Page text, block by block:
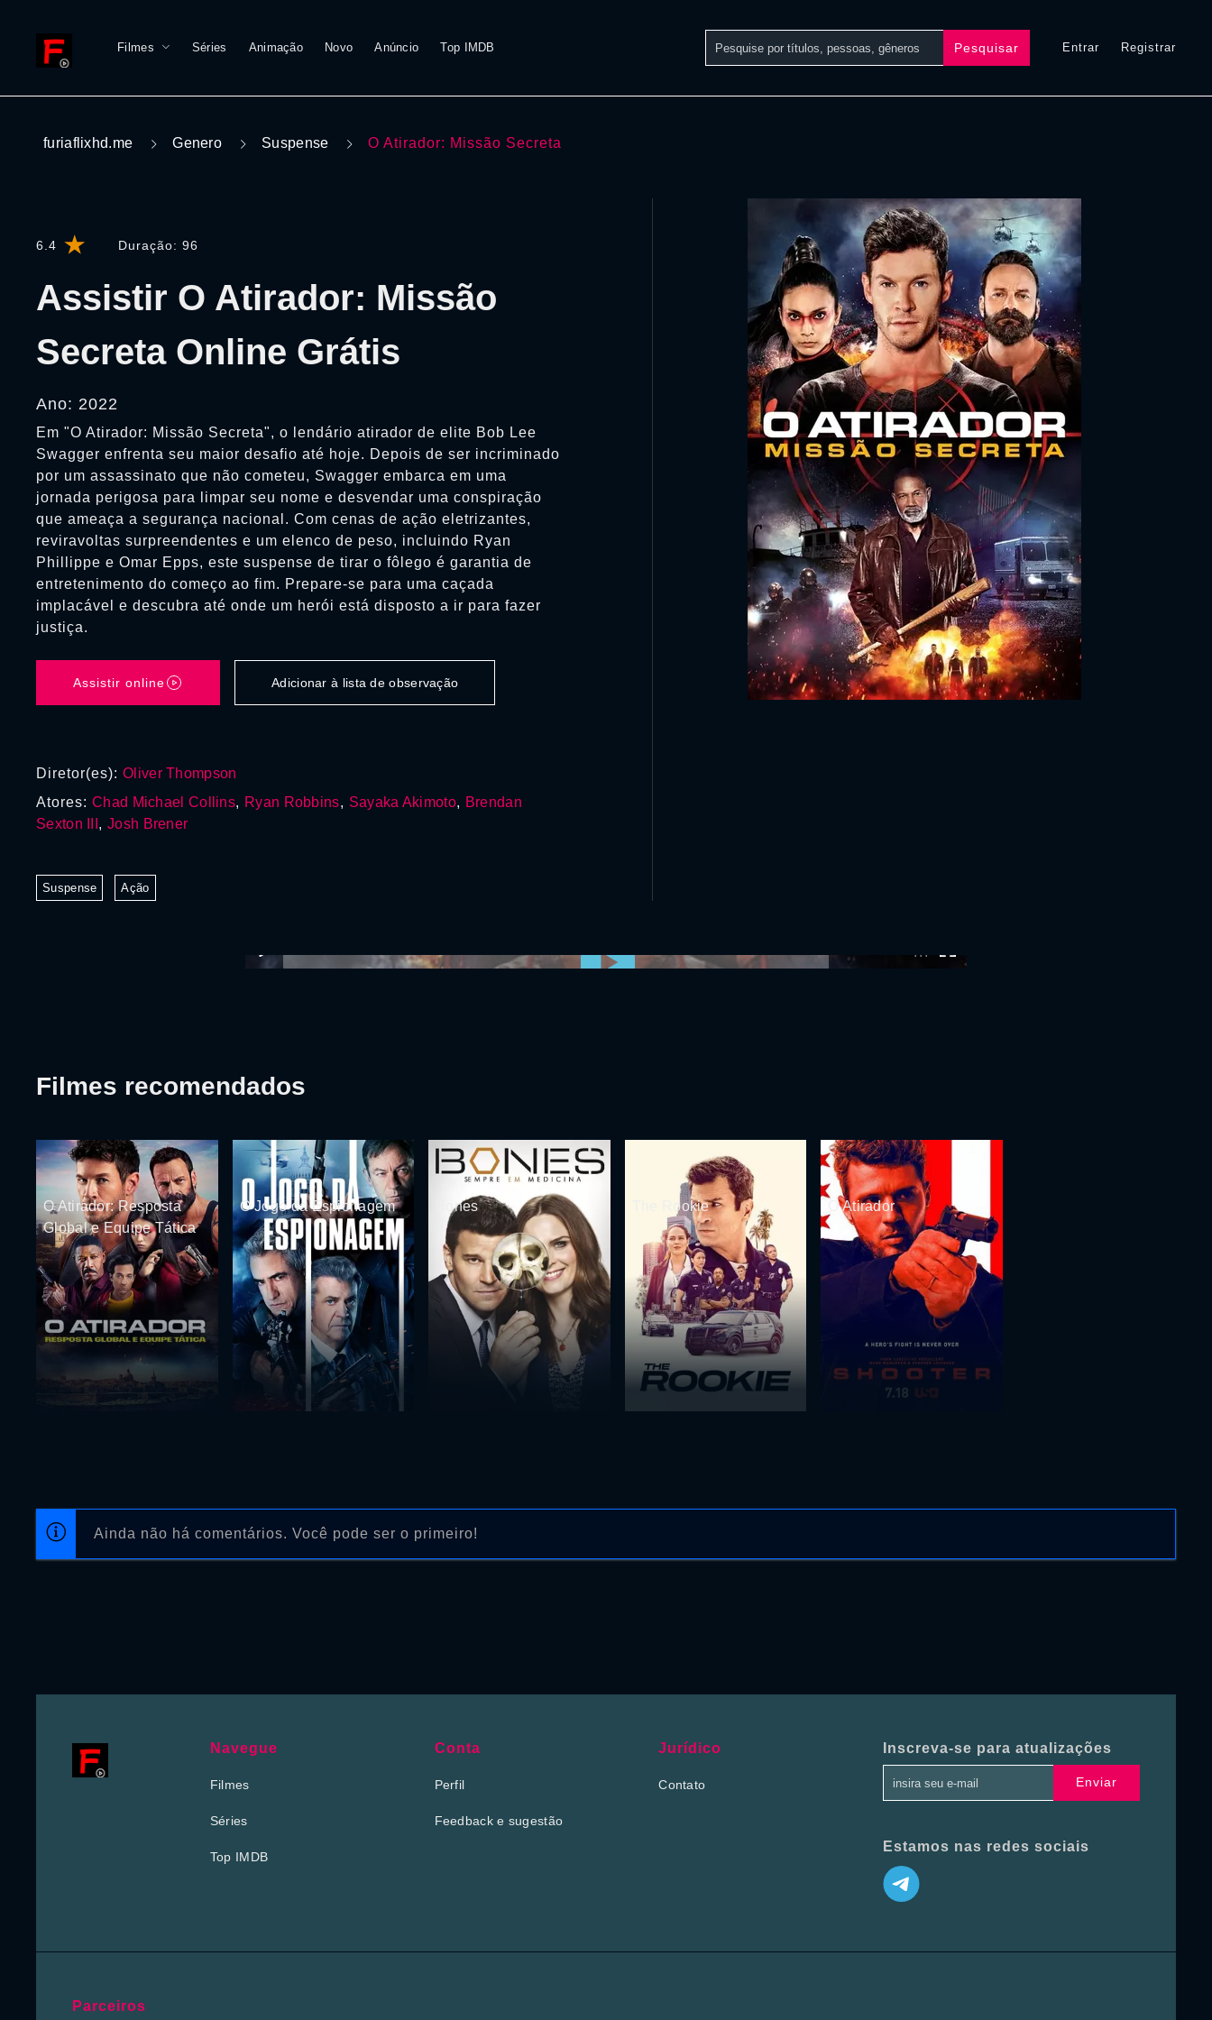
Filmes Séries Animação Novo Anúncio Top IMDB Pesquisar Entrar Registrar
furiaflixhd.me Genero Suspense O Atirador: Missão Secreta
6.4 Duração: 96
Assistir O Atirador: Missão
Secreta Online Grátis
Ano: 2022
Em "O Atirador: Missão Secreta", o lendário atirador de elite Bob Lee
Swagger enfrenta seu maior desafio até hoje. Depois de ser incriminado
por um assassinato que não cometeu, Swagger embarca em uma
jornada perigosa para limpar seu nome e desvendar uma conspiração
que ameaça a segurança nacional. Com cenas de ação eletrizantes,
reviravoltas surpreendentes e um elenco de peso, incluindo Ryan
Phillippe e Omar Epps, este suspense de tirar o fôlego é garantia de
entretenimento do começo ao fim. Prepare-se para uma caçada
implacável e descubra até onde um herói está disposto a ir para fazer
justiça.
Assistir online Adicionar à lista de observação
Diretor(es): Oliver Thompson
Atores: Chad Michael Collins, Ryan Robbins, Sayaka Akimoto, Brendan
Sexton III , Josh Brener
Suspense Ação
Ainda não há comentários. Você pode ser o primeiro!
Filmes recomendados
O Atirador: Resposta
Global e Equipe Tática
O Jogo da Espionagem Bones The Rookie O Atirador
Navegue
Filmes
Séries
Top IMDB
Conta
Perfil
Feedback e sugestão
Jurídico
Contato
Inscreva-se para atualizações
Enviar
Estamos nas redes sociais
Parceiros